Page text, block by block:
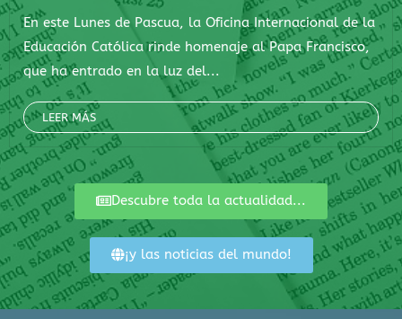
En este Lunes de Pascua, la Oficina Internacional de la
Educación Católica rinde homenaje al Papa Francisco,
que ha entrado en la luz del...
LEER MÁS
Descubre toda la actualidad...
¡y las noticias del mundo!